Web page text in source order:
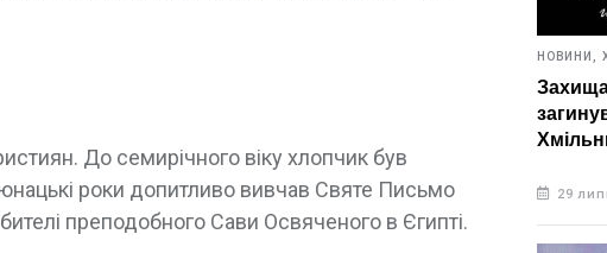
До семирічного віку хлопчик був
роки допитливо вивчав Святе Письмо
преподобного Сави Освяченого в Єгипті.
НОВИНИ,
29